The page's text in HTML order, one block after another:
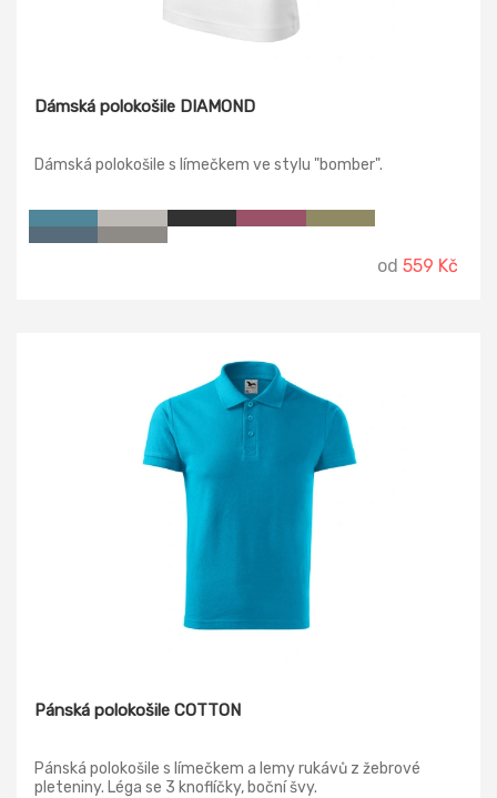
Dámská polokošile DIAMOND
Dámská polokošile s límečkem ve stylu "bomber".
od 559 Kč
Pánská polokošile COTTON
Pánská polokošile s límečkem a lemy rukávů z žebrové
pleteniny. Léga se 3 knoflíčky, boční švy.